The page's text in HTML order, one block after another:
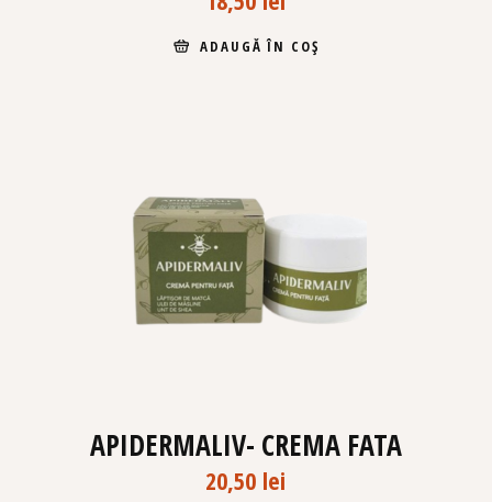
ADAUGĂ ÎN COȘ
APIDERMALIV- CREMA FATA
20,50 lei